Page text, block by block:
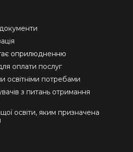
оприлюдненню
оплати послуг
освітніми потребами
з питань отримання
освіти, яким призначена